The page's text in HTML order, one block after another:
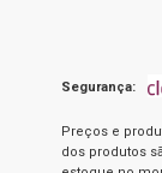
Segurança:
Preços e
dos produtos